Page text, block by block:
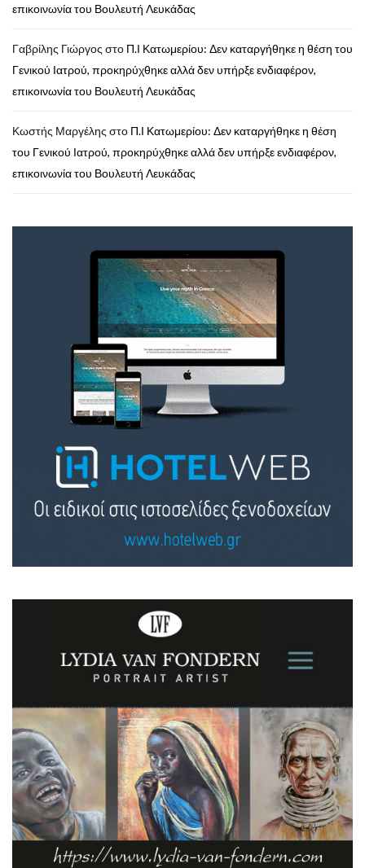
επικοινωνία του Βουλευτή Λευκάδας
Γαβρίλης Γιώργος στο Π.Ι Κατωμερίου: Δεν καταργήθηκε η θέση του
Γενικού Ιατρού, προκηρύχθηκε αλλά δεν υπήρξε ενδιαφέρον,
επικοινωνία του Βουλευτή Λευκάδας
Κωστής Μαργέλης στο Π.Ι Κατωμερίου: Δεν καταργήθηκε η θέση
του Γενικού Ιατρού, προκηρύχθηκε αλλά δεν υπήρξε ενδιαφέρον,
επικοινωνία του Βουλευτή Λευκάδας